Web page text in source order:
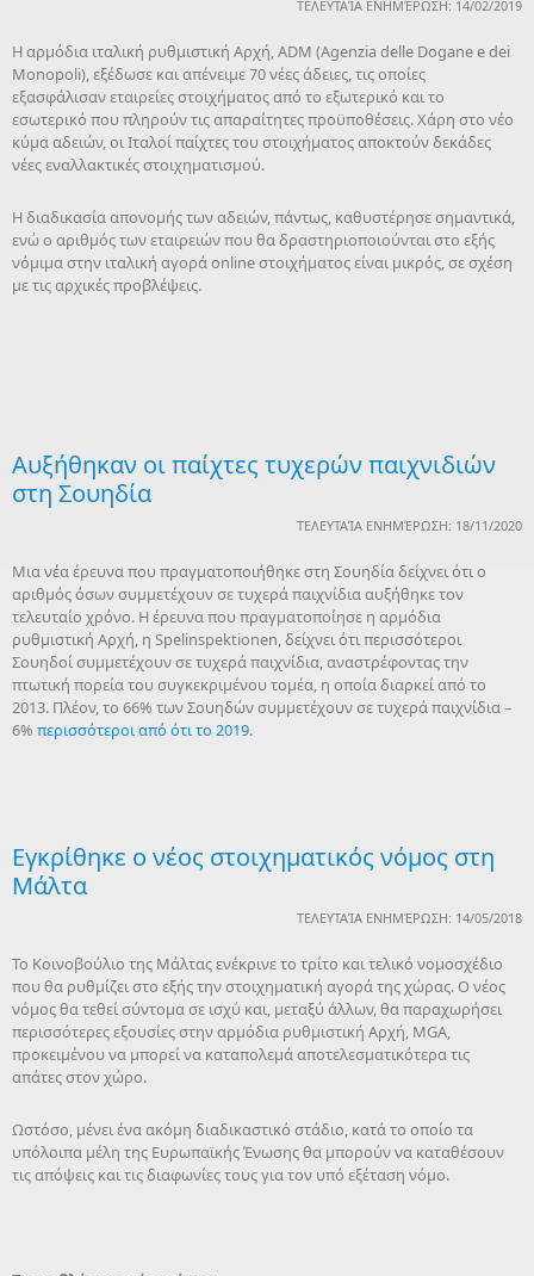
ΤΕΛΕΥΤΑΊΑ ΕΝΗΜΈΡΩΣΗ: 14/02/2019
Η αρμόδια ιταλική ρυθμιστική Αρχή, ADM (Agenzia delle Dogane e dei
Monopoli), εξέδωσε και απένειμε 70 νέες άδειες, τις οποίες
εξασφάλισαν εταιρείες στοιχήματος από το εξωτερικό και το
εσωτερικό που πληρούν τις απαραίτητες προϋποθέσεις. Χάρη στο νέο
κύμα αδειών, οι Ιταλοί παίχτες του στοιχήματος αποκτούν δεκάδες
νέες εναλλακτικές στοιχηματισμού.
Η διαδικασία απονομής των αδειών, πάντως, καθυστέρησε σημαντικά,
ενώ ο αριθμός των εταιρειών που θα δραστηριοποιούνται στο εξής
νόμιμα στην ιταλική αγορά online στοιχήματος είναι μικρός, σε σχέση
με τις αρχικές προβλέψεις.
Αυξήθηκαν οι παίχτες τυχερών παιχνιδιών
στη Σουηδία
ΤΕΛΕΥΤΑΊΑ ΕΝΗΜΈΡΩΣΗ: 18/11/2020
Μια νέα έρευνα που πραγματοποιήθηκε στη Σουηδία δείχνει ότι ο
αριθμός όσων συμμετέχουν σε τυχερά παιχνίδια αυξήθηκε τον
τελευταίο χρόνο. Η έρευνα που πραγματοποίησε η αρμόδια
ρυθμιστική Αρχή, η Spelinspektionen, δείχνει ότι περισσότεροι
Σουηδοί συμμετέχουν σε τυχερά παιχνίδια, αναστρέφοντας την
πτωτική πορεία του συγκεκριμένου τομέα, η οποία διαρκεί από το
2013. Πλέον, το 66% των Σουηδών συμμετέχουν σε τυχερά παιχνίδια –
6% περισσότεροι από ότι το 2019.
Εγκρίθηκε ο νέος στοιχηματικός νόμος στη
Μάλτα
ΤΕΛΕΥΤΑΊΑ ΕΝΗΜΈΡΩΣΗ: 14/05/2018
Το Κοινοβούλιο της Μάλτας ενέκρινε το τρίτο και τελικό νομοσχέδιο
που θα ρυθμίζει στο εξής την στοιχηματική αγορά της χώρας. Ο νέος
νόμος θα τεθεί σύντομα σε ισχύ και, μεταξύ άλλων, θα παραχωρήσει
περισσότερες εξουσίες στην αρμόδια ρυθμιστική Αρχή, MGA,
προκειμένου να μπορεί να καταπολεμά αποτελεσματικότερα τις
απάτες στον χώρο.
Ωστόσο, μένει ένα ακόμη διαδικαστικό στάδιο, κατά το οποίο τα
υπόλοιπα μέλη της Ευρωπαϊκής Ένωσης θα μπορούν να καταθέσουν
τις απόψεις και τις διαφωνίες τους για τον υπό εξέταση νόμο.